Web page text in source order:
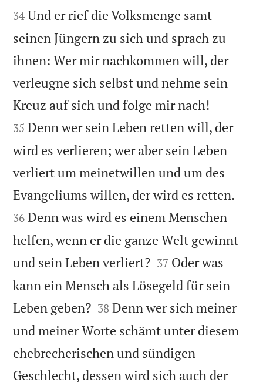


34 Und er rief die Volksmenge samt
seinen Jüngern zu sich und sprach zu
ihnen: Wer mir nachkommen will, der
verleugne sich selbst und nehme sein
Kreuz auf sich und folge mir nach!
35 Denn wer sein Leben retten will, der
wird es verlieren; wer aber sein Leben
verliert um meinetwillen und um des
Evangeliums willen, der wird es retten.
36 Denn was wird es einem Menschen
helfen, wenn er die ganze Welt gewinnt
und sein Leben verliert?
37 Oder was
kann ein Mensch als Lösegeld für sein
Leben geben?
38 Denn wer sich meiner
und meiner Worte schämt unter diesem
ehebrecherischen und sündigen
Geschlecht, dessen wird sich auch der